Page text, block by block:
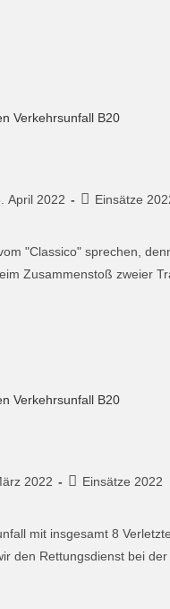
April 2022 Einsätze
"Classico" sprechen,
Zusammenstoß zweier
2022 Einsätze 2022
mit insgesamt 8
den Rettungsdienst bei